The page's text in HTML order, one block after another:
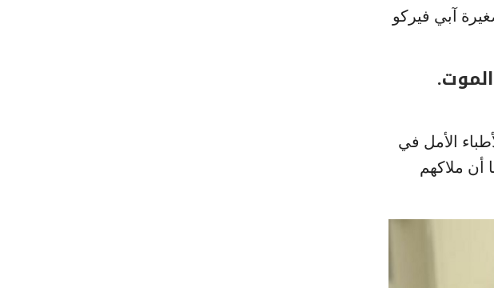
آبي فيركو
بعمر 4 سنوات، وفقد الأطباء الأمل في
20%. عندما علم أهلها أن ملاكهم